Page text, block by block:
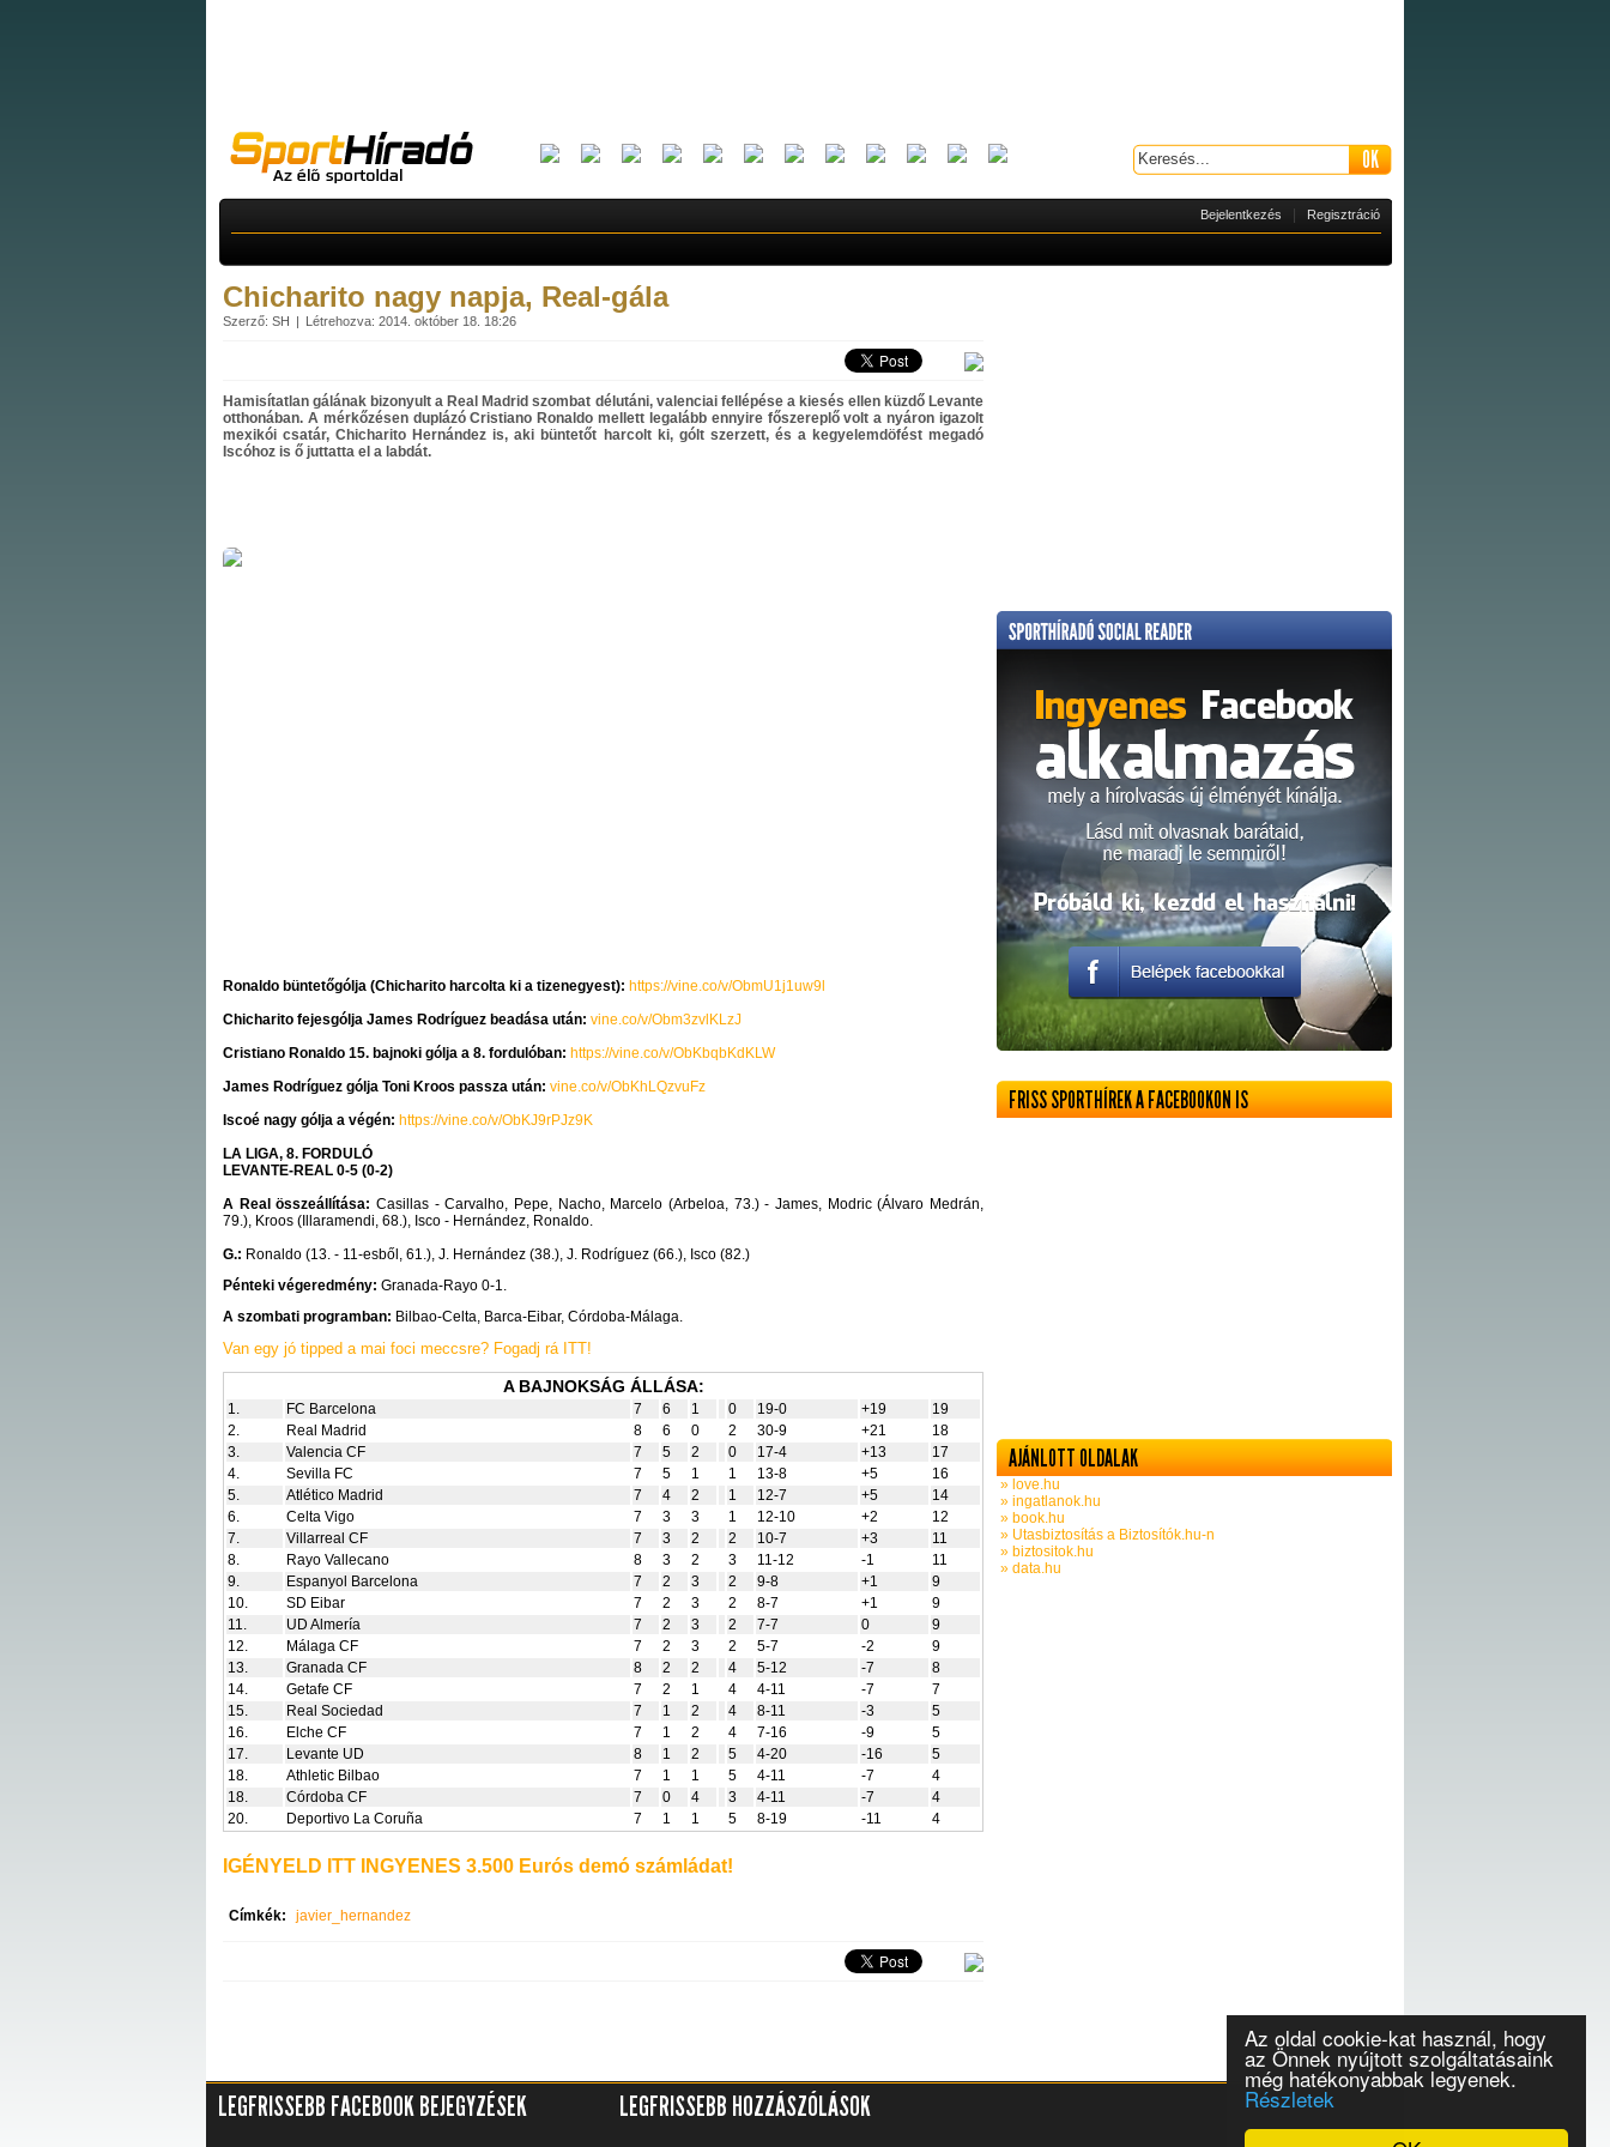
Az oldal cookie-kat használ, hogy
az Önnek nyújtott szolgáltatásaink
még hatékonyabbak legyenek.
Részletek
Bejelentkezés Regisztráció
Chicharito nagy napja, Real-gála
Szerző: SH Létrehozva: 2014. október 18. 18:26
Hamisítatlan gálának bizonyult a Real Madrid szombat délutáni, valenciai fellépése a kiesés ellen küzdő Levante
otthonában. A mérkőzésen duplázó Cristiano Ronaldo mellett legalább ennyire főszereplő volt a nyáron igazolt
mexikói csatár, Chicharito Hernández is, aki büntetőt harcolt ki, gólt szerzett, és a kegyelemdöfést megadó
Iscóhoz is ő juttatta el a labdát.
Ronaldo büntetőgólja (Chicharito harcolta ki a tizenegyest): https://vine.co/v/ObmU1j1uw9l
Chicharito fejesgólja James Rodríguez beadása után: vine.co/v/Obm3zvlKLzJ
Cristiano Ronaldo 15. bajnoki gólja a 8. fordulóban: https://vine.co/v/ObKbqbKdKLW
James Rodríguez gólja Toni Kroos passza után: vine.co/v/ObKhLQzvuFz
Iscoé nagy gólja a végén: https://vine.co/v/ObKJ9rPJz9K
LA LIGA, 8. FORDULÓ
LEVANTE-REAL 0-5 (0-2)
A Real összeállítása: Casillas - Carvalho, Pepe, Nacho, Marcelo (Arbeloa, 73.) - James, Modric (Álvaro Medrán,
79.), Kroos (Illaramendi, 68.), Isco - Hernández, Ronaldo.
G.: Ronaldo (13. - 11-esből, 61.), J. Hernández (38.), J. Rodríguez (66.), Isco (82.)
Pénteki végeredmény: Granada-Rayo 0-1.
A szombati programban: Bilbao-Celta, Barca-Eibar, Córdoba-Málaga.
Van egy jó tipped a mai foci meccsre? Fogadj rá ITT!
A BAJNOKSÁG ÁLLÁSA:
1. FC Barcelona 7 6 1 0 19-0 +19
19
2.
Real Madrid 8 6 0 2 30-9 +21
18
3.
Valencia CF 7 5 2 0 17-4 +13
17
4.
Sevilla FC 7 5 1 1 13-8 +5
16
5.
Atlético Madrid 7 4 2 1 12-7 +5
14
6.
Celta Vigo 7 3 3 1 12-10 +2
12
7.
Villarreal CF 7 3 2 2 10-7 +3
11
8.
Rayo Vallecano 8 3 2 3 11-12 -1
11
9.
Espanyol Barcelona 7 2 3 2 9-8 +1
9
10.
SD Eibar 7 2 3 2 8-7 +1
9
11.
UD Almería 7 2 3 2 7-7 0
9
12.
Málaga CF 7 2 3 2 5-7 -2
9
13.
Granada CF 8 2 2 4 5-12 -7
8
14.
Getafe CF 7 2 1 4 4-11 -7
7
15.
Real Sociedad 7 1 2 4 8-11 -3
5
16.
Elche CF 7 1 2 4 7-16 -9
5
17.
Levante UD 8 1 2 5 4-20 -16
5
18.
Athletic Bilbao 7 1 1 5 4-11 -7
4
18.
Córdoba CF 7 0 4 3 4-11 -7
4
20.
Deportivo La Coruña 7 1 1 5 8-19 -11 4
IGÉNYELD ITT INGYENES 3.500 Eurós demó számládat!
Címkék: javier_hernandez
FRISS SPORTHÍREK A FACEBOOKON IS
AJÁNLOTT OLDALAK
» love.hu
» ingatlanok.hu
» book.hu
» Utasbiztosítás a Biztosítók.hu-n
» biztositok.hu
» data.hu
LEGFRISSEBB FACEBOOK BEJEGYZÉSEK LEGFRISSEBB HOZZÁSZÓLÁSOK